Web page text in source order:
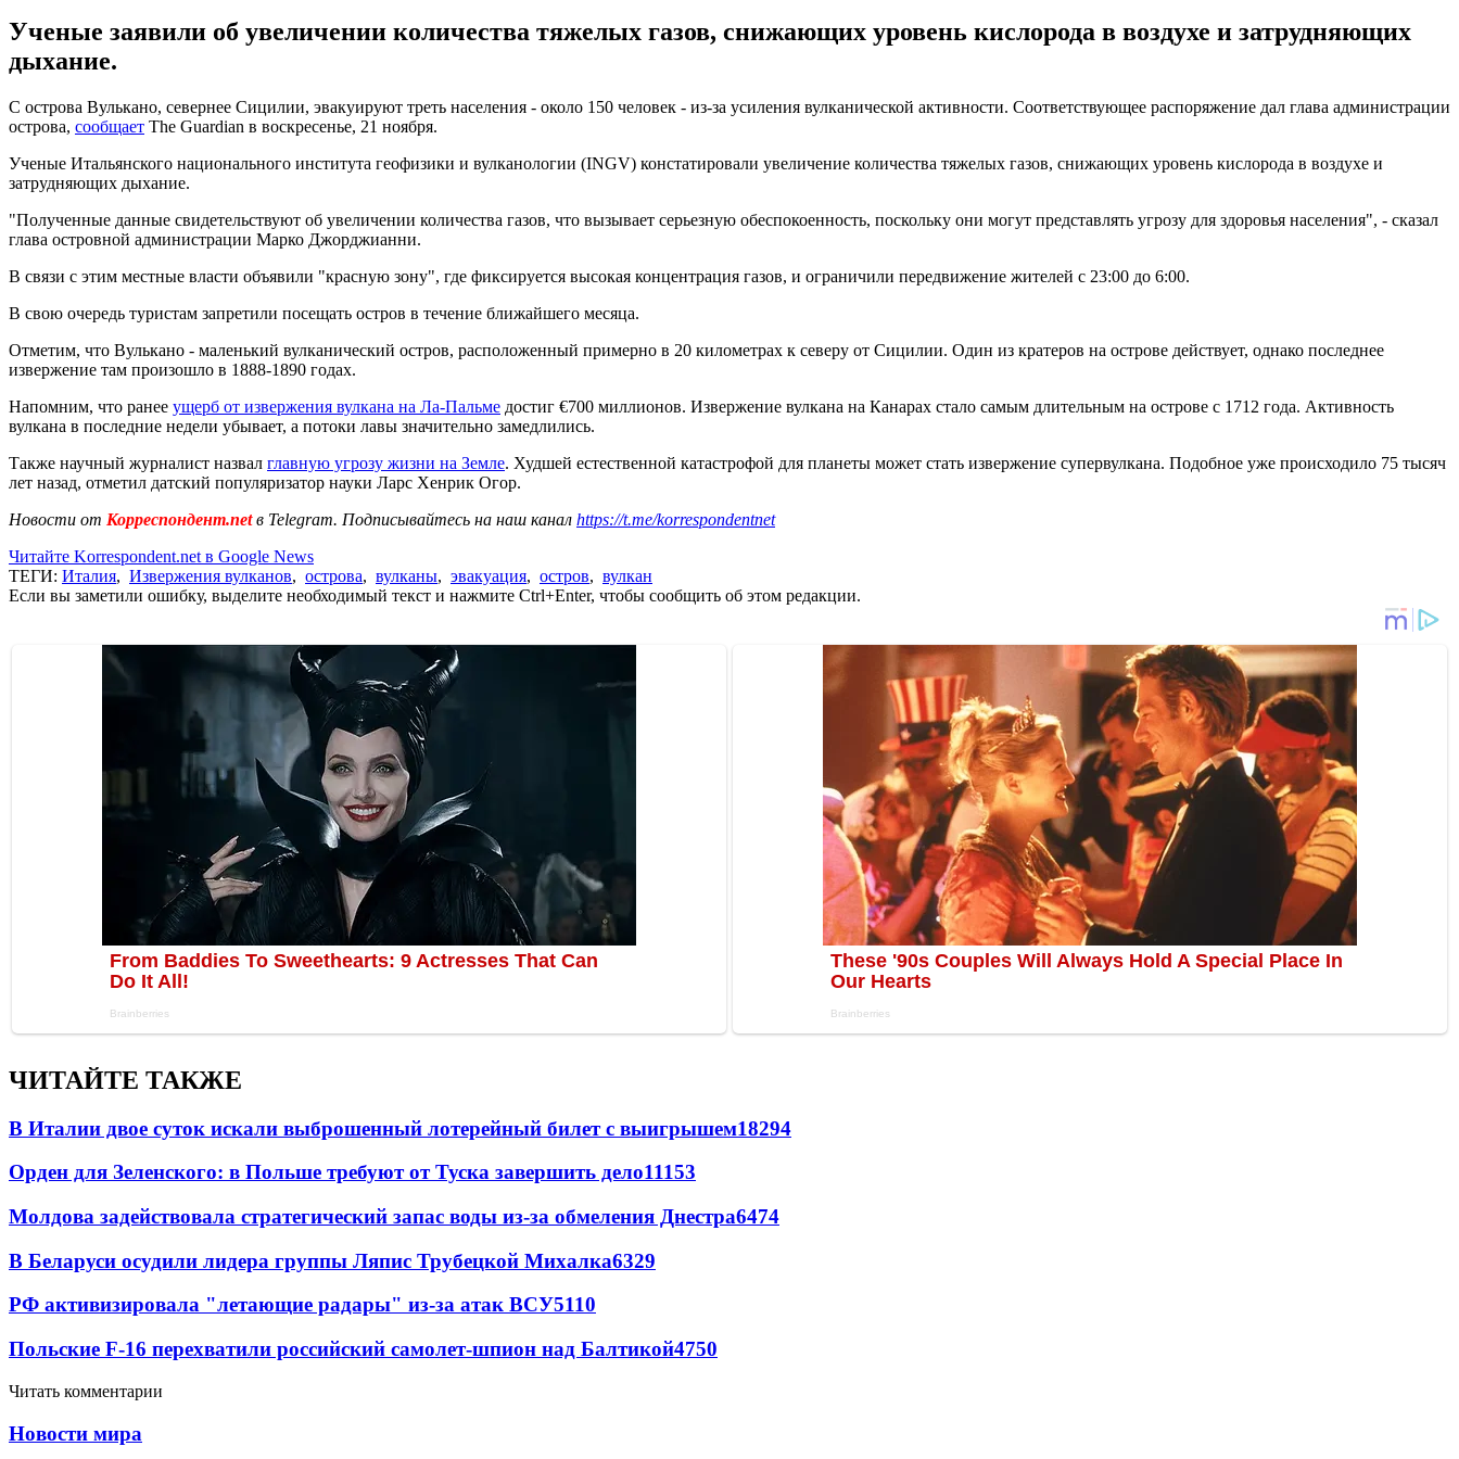
Ученые заявили об увеличении количества тяжелых газов, снижающих уровень кислорода в воздухе и затрудняющих
дыхание.
С острова Вулькано, севернее Сицилии, эвакуируют треть населения - около 150 человек - из-за усиления вулканической активности. Соответствующее распоряжение дал глава администрации
острова, сообщает The Guardian в воскресенье, 21 ноября.
Ученые Итальянского национального института геофизики и вулканологии (INGV) констатировали увеличение количества тяжелых газов, снижающих уровень кислорода в воздухе и
затрудняющих дыхание.
"Полученные данные свидетельствуют об увеличении количества газов, что вызывает серьезную обеспокоенность, поскольку они могут представлять угрозу для здоровья населения", - сказал
глава островной администрации Марко Джорджианни.
В связи с этим местные власти объявили "красную зону", где фиксируется высокая концентрация газов, и ограничили передвижение жителей с 23:00 до 6:00.
В свою очередь туристам запретили посещать остров в течение ближайшего месяца.
Отметим, что Вулькано - маленький вулканический остров, расположенный примерно в 20 километрах к северу от Сицилии. Один из кратеров на острове действует, однако последнее
извержение там произошло в 1888-1890 годах.
Напомним, что ранее ущерб от извержения вулкана на Ла-Пальме достиг €700 миллионов. Извержение вулкана на Канарах стало самым длительным на острове с 1712 года. Активность
вулкана в последние недели убывает, а потоки лавы значительно замедлились.
Также научный журналист назвал главную угрозу жизни на Земле. Худшей естественной катастрофой для планеты может стать извержение супервулкана. Подобное уже происходило 75 тысяч
лет назад, отметил датский популяризатор науки Ларс Хенрик Огор.
Новости от Корреспондент.netв Telegram. Подписывайтесь на наш канал https://t.me/korrespondentnet
Читайте Korrespondent.net в Google News
ТЕГИ: Италия, Извержения вулканов, острова, вулканы, эвакуация, остров, вулкан
Если вы заметили ошибку, выделите необходимый текст и нажмите Ctrl+Enter, чтобы сообщить об этом редакции.
ЧИТАЙТЕ ТАКЖЕ
В Италии двое суток искали выброшенный лотерейный билет с выигрышем18294
Орден для Зеленского: в Польше требуют от Туска завершить дело11153
Молдова задействовала стратегический запас воды из-за обмеления Днестра6474
В Беларуси осудили лидера группы Ляпис Трубецкой Михалка6329
РФ активизировала "летающие радары" из-за атак ВСУ5110
Польские F-16 перехватили российский самолет-шпион над Балтикой4750
Читать комментарии
Новости мира